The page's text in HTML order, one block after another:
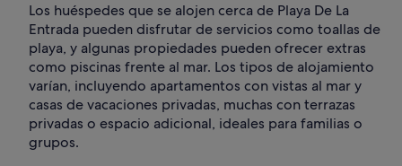
Los huéspedes que se alojen cerca de Playa De La
Entrada pueden disfrutar de servicios como toallas de
playa, y algunas propiedades pueden ofrecer extras
como piscinas frente al mar. Los tipos de alojamiento
varían, incluyendo apartamentos con vistas al mar y
casas de vacaciones privadas, muchas con terrazas
privadas o espacio adicional, ideales para familias o
grupos.